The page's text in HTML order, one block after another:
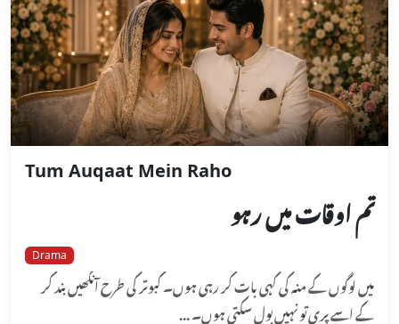
Tum Auqaat Mein Raho
تم اوقات میں رہو
Drama
میں لوگوں کے منہ کی کہی بات کر رہی ہوں۔ کبوتر کی طرح آنکھیں بند کر
کے اسے پری تو نہیں بول سکتی ہوں۔ ...